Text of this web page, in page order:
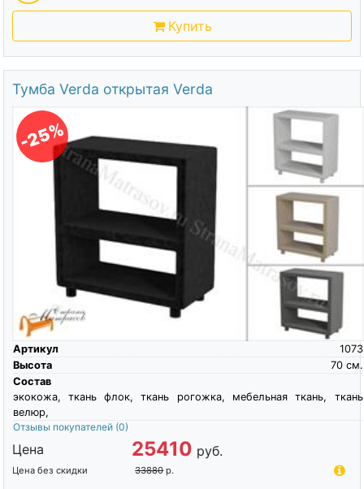
Купить
Тумба Verda открытая Verda
-25%
Артикул
1073
Высота
см.
70
Состав
экокожа, ткань флок, ткань рогожка, мебельная ткань, ткань
велюр,
Отзывы покупателей (0)
Цена 25410 руб.
Цена без скидки 33880 р.